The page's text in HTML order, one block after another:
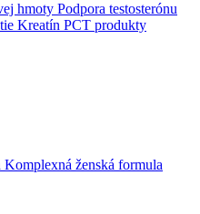
hmoty Podpora testosterónu
Kreatín PCT produkty
Komplexná ženská formula